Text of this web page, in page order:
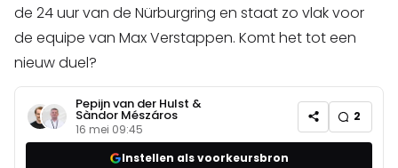
de 24 uur van de Nürburgring en staat zo vlak voor
de equipe van Max Verstappen. Komt het tot een
nieuw duel?
Pepijn van der Hulst &
Sàndor Mészáros
16 mei 09:45
2
Instellen als voorkeursbron